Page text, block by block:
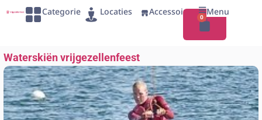
Categorie Locaties Accessoires
0
Menu
Waterskiën vrijgezellenfeest